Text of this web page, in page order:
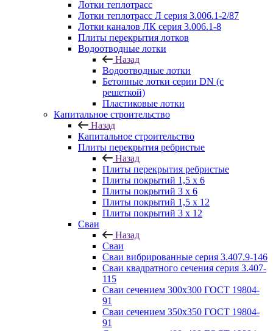
Лотки теплотрасс
Лотки теплотрасс Л серия 3.006.1-2/87
Лотки каналов ЛК серия 3.006.1-8
Плиты перекрытия лотков
Водоотводные лотки
Назад
Водоотводные лотки
Бетонные лотки серии DN (с
решеткой)
Пластиковые лотки
Капитальное строительство
Назад
Капитальное строительство
Плиты перекрытия ребристые
Назад
Плиты перекрытия ребристые
Плиты покрытий 1,5 x 6
Плиты покрытий 3 x 6
Плиты покрытий 1,5 x 12
Плиты покрытий 3 x 12
Сваи
Назад
Сваи
Сваи вибрированные серия 3.407.9-146
Сваи квадратного сечения серия 3.407-
115
Сваи сечением 300х300 ГОСТ 19804-
91
Сваи сечением 350х350 ГОСТ 19804-
91